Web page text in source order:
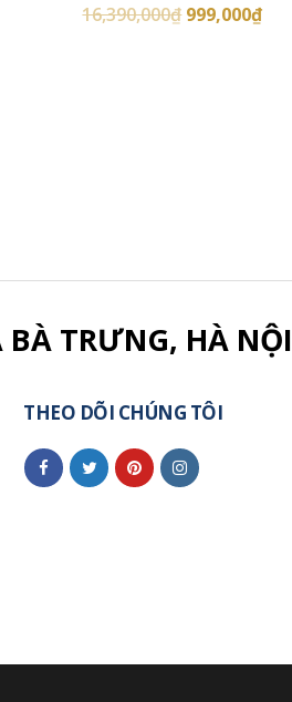
16,390,000₫ 999,000₫
BÀ TRƯNG, HÀ NỘI
THEO DÕI CHÚNG TÔI